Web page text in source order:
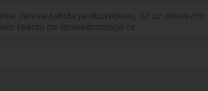
delova teksta je dozvoljeno, ali uz
tekstu na novaekonomija.rs